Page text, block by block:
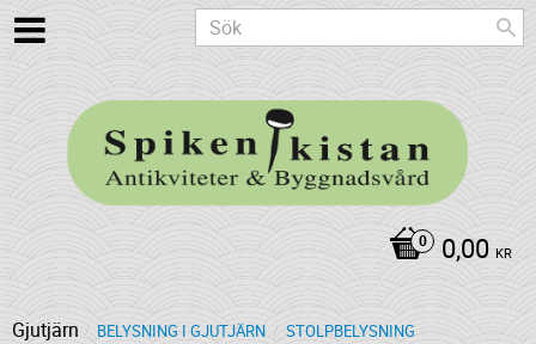
0,00 KR
Gjutjärn BELYSNING I GJUTJÄRN STOLPBELYSNING